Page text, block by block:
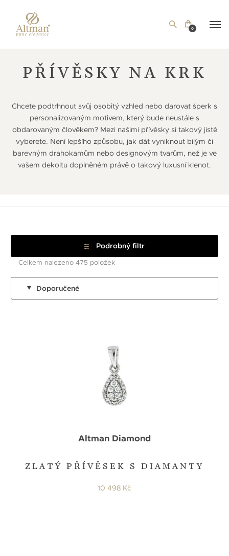
0
PŘÍVĚSKY NA KRK
Chcete podtrhnout svůj osobitý vzhled nebo darovat šperk s
personalizovaným motivem, který bude neustále s
obdarovaným člověkem? Mezi našimi přívěsky si takový jistě
vyberete. Není lepšího způsobu, jak dát vyniknout bílým či
barevným drahokamům nebo designovým tvarům, než je ve
vašem dekoltu doplněném právě o takový luxusní klenot.
Podrobný filtr
Celkem nalezeno 475 položek
Doporučené
ZLATÝ PŘÍVĚSEK S DIAMANTY
Altman Diamond
10 498 Kč